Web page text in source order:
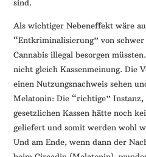
sind.
Als wichtiger Nebeneffekt wäre
“Entkriminalisierung” von
Cannabis illegal besorgen
nicht gleich Kassenmeinung. Die
einen Nutzungsnachweis sehen
Melatonin: Die “richtige”
gesetzlichen Kassen hätte noch
geliefert und somit werden wohl
Und am Ende, wenn dann der